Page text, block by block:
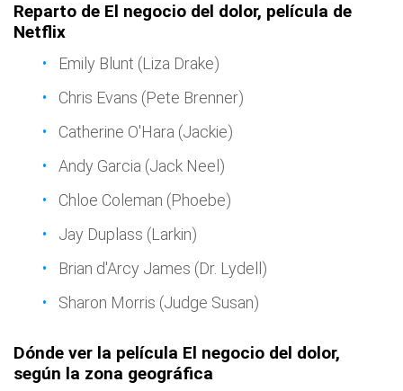
Reparto de El negocio del dolor, película de
Netflix
Emily Blunt (Liza Drake)
Chris Evans (Pete Brenner)
Catherine O'Hara (Jackie)
Andy Garcia (Jack Neel)
Chloe Coleman (Phoebe)
Jay Duplass (Larkin)
Brian d'Arcy James (Dr. Lydell)
Sharon Morris (Judge Susan)
Dónde ver la película El negocio del dolor,
según la zona geográfica